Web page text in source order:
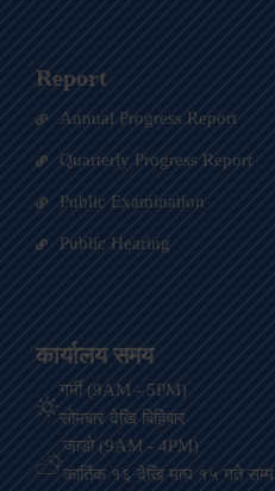
Report
Annual Progress Report
Quarterly Progress Report
Public Examination
Public Hearing
कार्यालय समय
गर्मी (9AM - 5PM)
सोमबार देखि बिहिबार
जाडो (9AM - 4PM)
कार्तिक १६ देखि माघ १५ गते सम्म